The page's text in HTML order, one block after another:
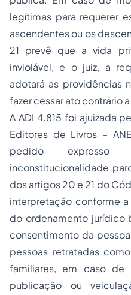
legítimas para requerer
ascendentes ou os
21 prevê que a vida
inviolável, e o juiz, a
adotará as providências
fazer cessar ato contrário
A ADI 4.815 foi ajuizada
Editores de Livros –
pedido
inconstitucionalidade
dos artigos 20 e 21 do
interpretação conforme
do ordenamento jurídico
consentimento da
pessoas retratadas
familiares, em caso de
publicação ou